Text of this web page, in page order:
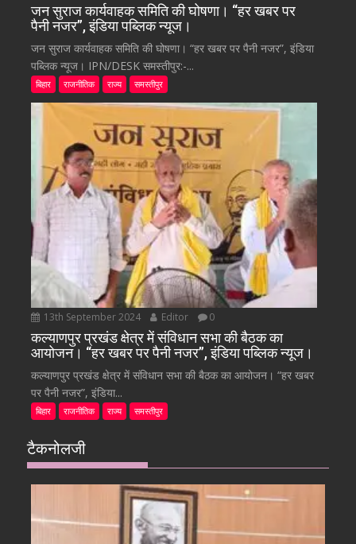
जन सुराज कार्यवाहक समिति की घोषणा। “हर खबर पर
पैनी नजर”, इंडिया पब्लिक न्यूज।
जन सुराज कार्यवाहक समिति की घोषणा। “हर खबर पर पैनी नजर”, इंडिया
पब्लिक न्यूज। IPN/DESK समस्तीपुर:-...
बिहार राजनीतिक राज्य समस्तीपुर
13th September 2024 Editor 0
कल्याणपुर प्रखंड क्षेत्र में संविधान सभा की बैठक का
आयोजन। “हर खबर पर पैनी नजर”, इंडिया पब्लिक न्यूज।
कल्याणपुर प्रखंड क्षेत्र में संविधान सभा की बैठक का आयोजन। “हर खबर
पर पैनी नजर”, इंडिया...
बिहार राजनीतिक राज्य समस्तीपुर
टैकनोलजी